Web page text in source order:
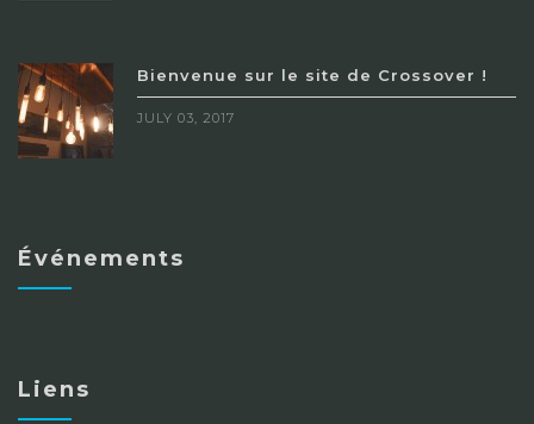
Bienvenue sur le site de Crossover !
JULY 03, 2017
Événements
Liens